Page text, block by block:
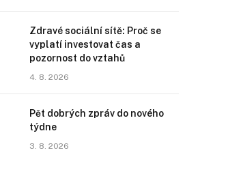
Zdravé sociální sítě: Proč se
vyplatí investovat čas a
pozornost do vztahů
4. 8. 2026
Pět dobrých zpráv do nového
týdne
3. 8. 2026